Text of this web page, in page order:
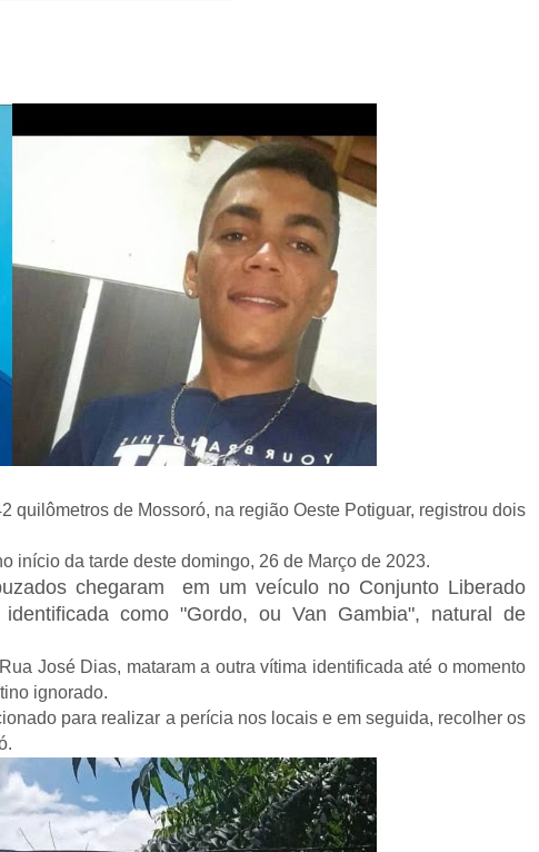
de Mossoró, na região Oeste Potiguar, registrou dois
início da tarde deste domingo, 26 de Março de 2023.
chegaram em um veículo no Conjunto Liberado
como "Gordo, ou Van Gambia", natural de
José Dias, mataram a outra vítima identificada até o momento
ignorado.
para realizar a perícia nos locais e em seguida, recolher os